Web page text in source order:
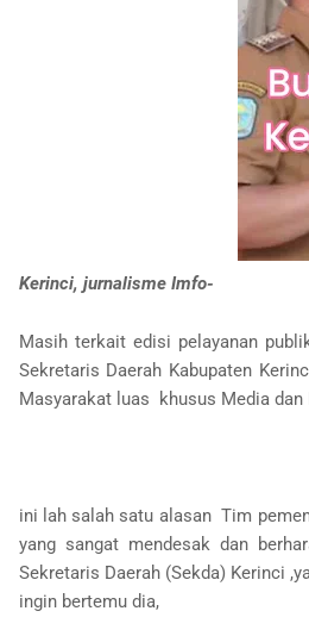
Kerinci, jurnalisme Imfo-
Masih terkait edisi pelayanan
Sekretaris Daerah Kabupaten
Masyarakat luas khusus Media dan
ini lah salah satu alasan Tim
yang sangat mendesak dan
Sekretaris Daerah (Sekda) Kerinci
ingin bertemu dia,